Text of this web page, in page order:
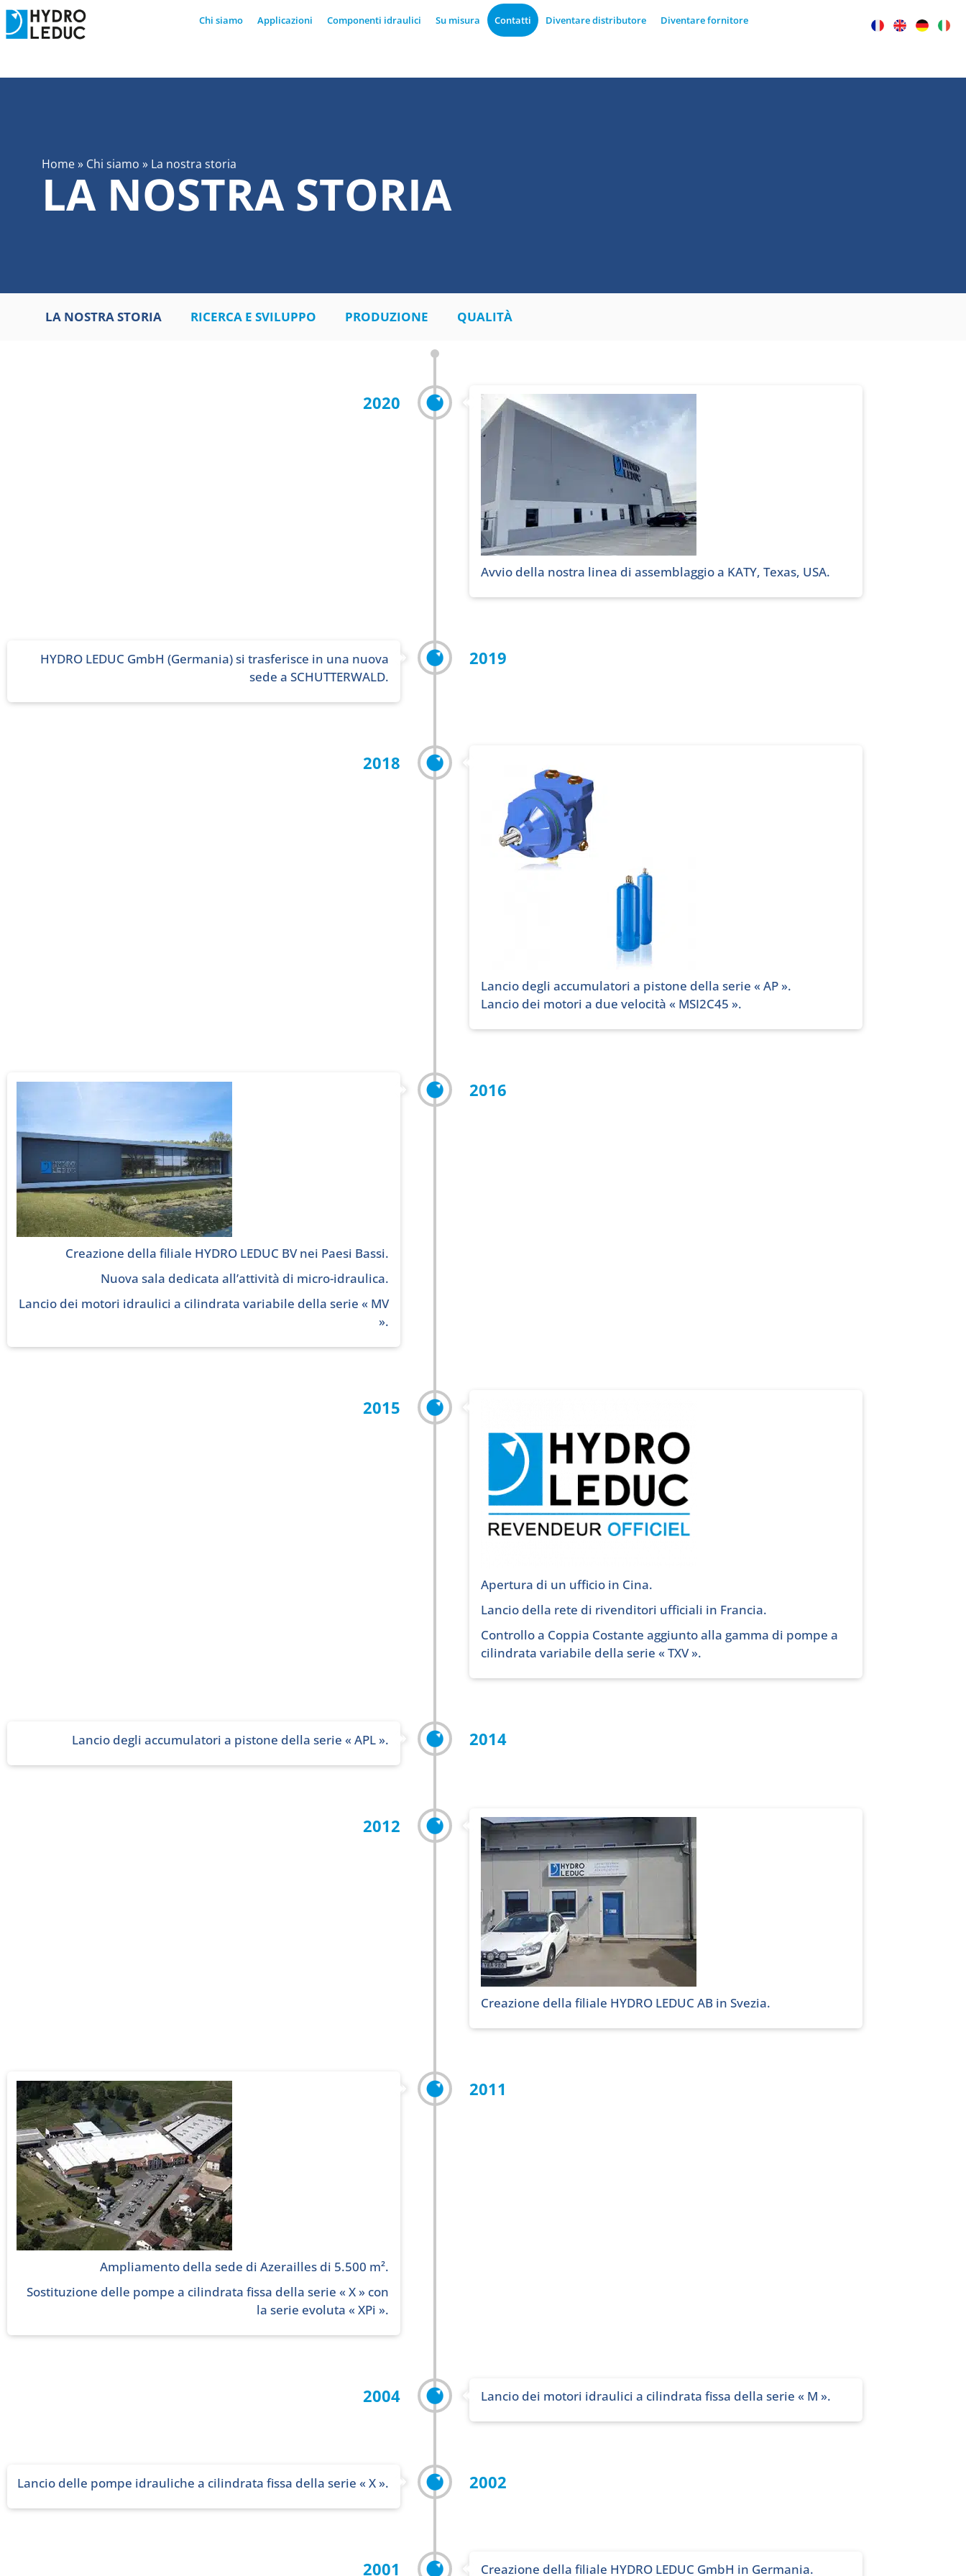
Chi siamo Applicazioni Componenti idraulici Su misura Contatti Diventare distributore Diventare fornitore
Home» Chi siamo » La nostra storia
LA NOSTRA STORIA
LA NOSTRA STORIA RICERCA E SVILUPPO PRODUZIONE QUALITÀ
2020
Avvio della nostra linea di assemblaggio a KATY, Texas, USA.
2019
HYDRO LEDUC GmbH (Germania) si trasferisce in una nuova
sede a SCHUTTERWALD.
2018
Lancio degli accumulatori a pistone della serie « AP ».
Lancio dei motori a due velocità « MSI2C45 ».
2016
Creazione della filiale HYDRO LEDUC BV nei Paesi Bassi.
Nuova sala dedicata all’attività di micro-idraulica.
Lancio dei motori idraulici a cilindrata variabile della serie « MV
».
2015
Apertura di un ufficio in Cina.
Lancio della rete di rivenditori ufficiali in Francia.
Controllo a Coppia Costante aggiunto alla gamma di pompe a
cilindrata variabile della serie « TXV ».
2014
Lancio degli accumulatori a pistone della serie « APL ».
2012
Creazione della filiale HYDRO LEDUC AB in Svezia.
2011
Ampliamento della sede di Azerailles di 5.500 m².
Sostituzione delle pompe a cilindrata fissa della serie « X » con
la serie evoluta « XPi ».
2004 Lancio dei motori idraulici a cilindrata fissa della serie « M ».
2002
Lancio delle pompe idrauliche a cilindrata fissa della serie « X ».
2001 Creazione della filiale HYDRO LEDUC GmbH in Germania.